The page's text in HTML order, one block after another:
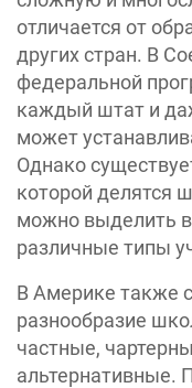
отличается от
других стран. В
федеральной
каждый штат и
может
Однако
которой делятся
можно выделить
различные типы
В Америке также
разнообразие
частные,
альтернативные.